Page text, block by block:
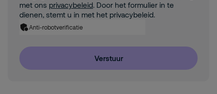
met ons privacybeleid. Door het formulier in te
dienen, stemt u in met het privacybeleid.
Anti-robotverificatie
Verstuur